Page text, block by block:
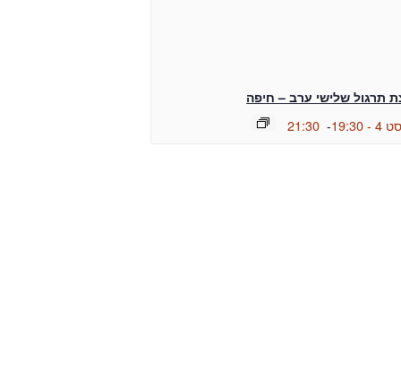
תרגול שלישי ערב – חיפה
-
21:30